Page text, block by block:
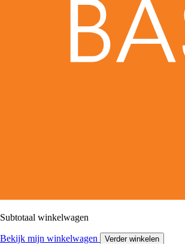
Subtotaal winkelwagen
Bekijk mijn winkelwagen Verder winkelen